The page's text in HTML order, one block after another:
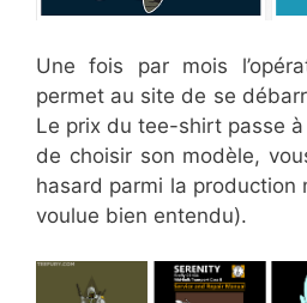
Une fois par mois
permet au site de se
Le prix du tee-shirt passe
de choisir son modèle,
hasard parmi la production
voulue bien entendu).